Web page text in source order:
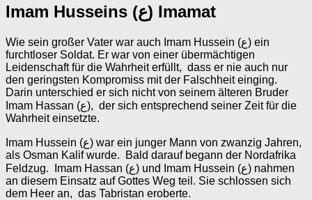
Imam Husseins (ع) Imamat
Wie sein großer Vater war auch Imam Hussein (ع) ein
furchtloser Soldat. Er war von einer übermächtigen
Leidenschaft für die Wahrheit erfüllt, dass er nie auch nur
den geringsten Kompromiss mit der Falschheit einging.
Darin unterschied er sich nicht von seinem älteren Bruder
Imam Hassan (ع), der sich entsprechend seiner Zeit für die
Wahrheit einsetzte.
Imam Hussein (ع) war ein junger Mann von zwanzig Jahren,
als Osman Kalif wurde. Bald darauf begann der Nordafrika
Feldzug. Imam Hassan (ع) und Imam Hussein (ع) nahmen
an diesem Einsatz auf Gottes Weg teil. Sie schlossen sich
dem Heer an, das Tabristan eroberte.